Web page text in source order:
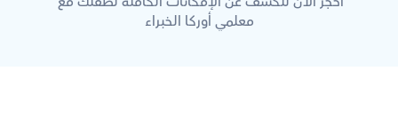
معلمي أوركا الخبراء